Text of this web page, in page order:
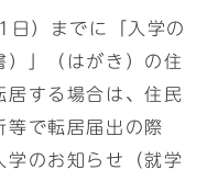
日）までに「入学の
）」（はがき）の住
居する場合は、住民
等で転居届出の際
学のお知らせ（就学